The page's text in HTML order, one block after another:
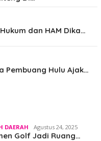
dan HAM Dika…
Pembuang Hulu Ajak…
DAERAH Agustus 24, 2025
Golf Jadi Ruang…